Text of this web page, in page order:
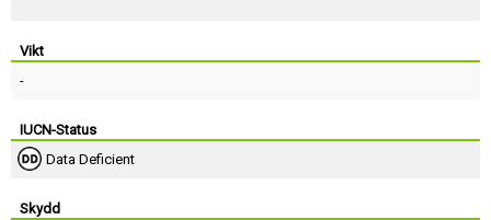
Vikt
-
IUCN-Status
Data Deficient
Skydd